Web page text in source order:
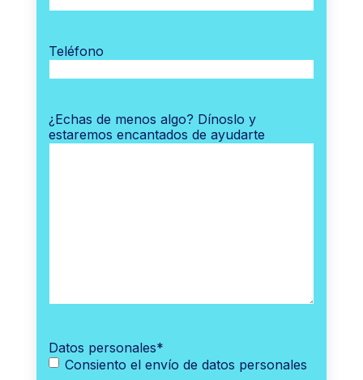
Teléfono
¿Echas de menos algo? Dínoslo y
estaremos encantados de ayudarte
Datos personales*
Consiento el envío de datos personales